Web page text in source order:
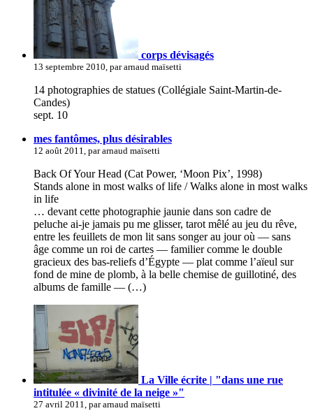
corps dévisagés
13 septembre 2010, par arnaud maïsetti
14 photographies de statues (Collégiale Saint-Martin-de-
Candes)
sept. 10
mes fantômes, plus désirables
12 août 2011, par arnaud maïsetti
Back Of Your Head (Cat Power, ‘Moon Pix’, 1998)
Stands alone in most walks of life / Walks alone in most walks
in life
… devant cette photographie jaunie dans son cadre de
peluche ai-je jamais pu me glisser, tarot mêlé au jeu du rêve,
entre les feuillets de mon lit sans songer au jour où — sans
âge comme un roi de cartes — familier comme le double
gracieux des bas-reliefs d’Égypte — plat comme l’aïeul sur
fond de mine de plomb, à la belle chemise de guillotiné, des
albums de famille — (…)
La Ville écrite | "dans une rue
intitulée « divinité de la neige »"
27 avril 2011, par arnaud maïsetti